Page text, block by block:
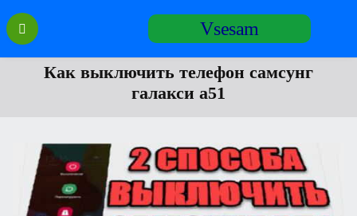
Перейти
содержанию
Vsesam
Как выключить телефон самсунг
галакси а51